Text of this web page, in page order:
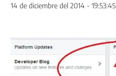
14 de diciembre del 2014 - 19:53:45